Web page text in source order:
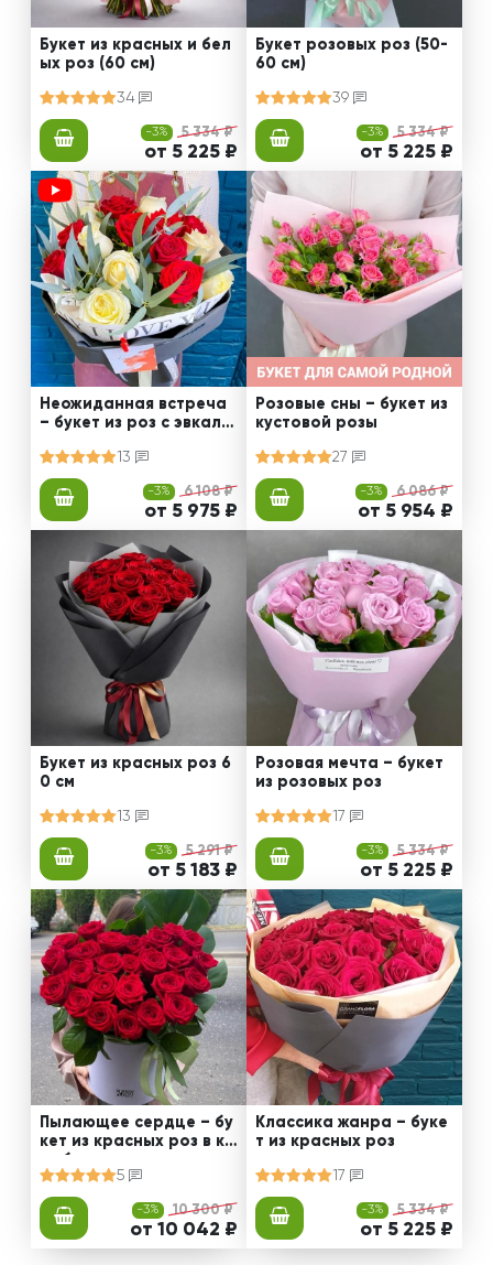
Букет из красных и бел
ых роз (60 см)
34
-3% 5 334 ₽
от 5 225 ₽
Букет розовых роз (50-
60 см)
39
-3% 5 334 ₽
от 5 225 ₽
Неожиданная встреча
– букет из роз с эвкали
13
-3% 6 108 ₽
от 5 975 ₽
Розовые сны – букет из
кустовой розы
27
-3% 6 086 ₽
от 5 954 ₽
Букет из красных роз 6
0 см
13
-3% 5 291 ₽
от 5 183 ₽
Розовая мечта – букет
из розовых роз
17
-3% 5 334 ₽
от 5 225 ₽
Пылающее сердце – бу
кет из красных роз в ко
робке
5
-3% 10 300 ₽
от 10 042 ₽
Классика жанра – буке
т из красных роз
17
-3% 5 334 ₽
от 5 225 ₽